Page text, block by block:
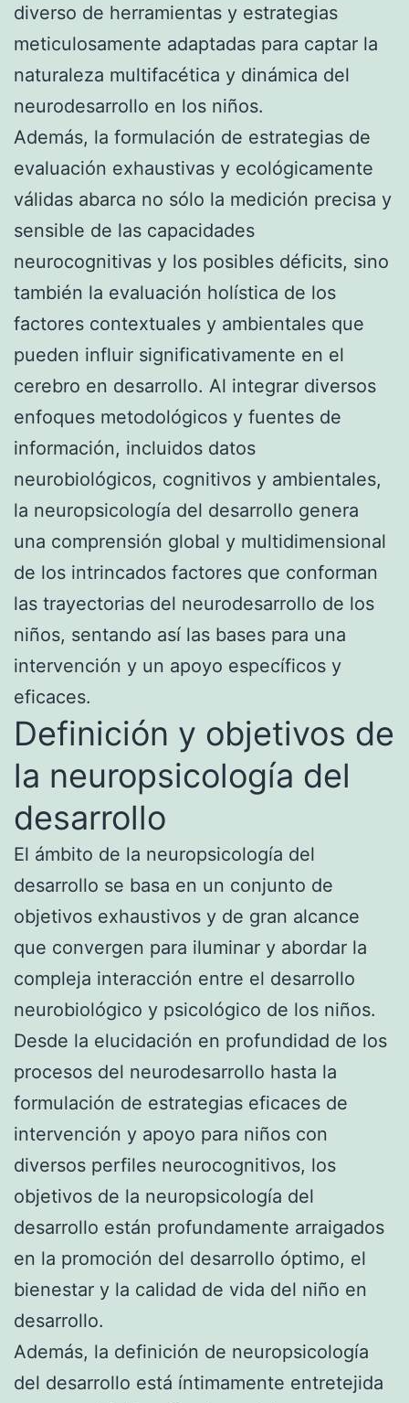
diverso de herramientas y estrategias
meticulosamente adaptadas para captar la
naturaleza multifacética y dinámica del
neurodesarrollo en los niños.
Además, la formulación de estrategias de
evaluación exhaustivas y ecológicamente
válidas abarca no sólo la medición precisa y
sensible de las capacidades
neurocognitivas y los posibles déficits, sino
también la evaluación holística de los
factores contextuales y ambientales que
pueden influir significativamente en el
cerebro en desarrollo. Al integrar diversos
enfoques metodológicos y fuentes de
información, incluidos datos
neurobiológicos, cognitivos y ambientales,
la neuropsicología del desarrollo genera
una comprensión global y multidimensional
de los intrincados factores que conforman
las trayectorias del neurodesarrollo de los
niños, sentando así las bases para una
intervención y un apoyo específicos y
eficaces.
Definición y objetivos de
la neuropsicología del
desarrollo
El ámbito de la neuropsicología del
desarrollo se basa en un conjunto de
objetivos exhaustivos y de gran alcance
que convergen para iluminar y abordar la
compleja interacción entre el desarrollo
neurobiológico y psicológico de los niños.
Desde la elucidación en profundidad de los
procesos del neurodesarrollo hasta la
formulación de estrategias eficaces de
intervención y apoyo para niños con
diversos perfiles neurocognitivos, los
objetivos de la neuropsicología del
desarrollo están profundamente arraigados
en la promoción del desarrollo óptimo, el
bienestar y la calidad de vida del niño en
desarrollo.
Además, la definición de neuropsicología
del desarrollo está íntimamente entretejida